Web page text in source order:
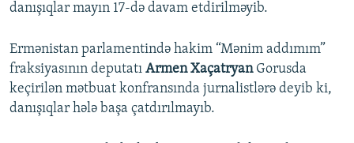
danışıqlar mayın 17-də davam etdirilməyib.
Ermənistan parlamentində hakim “Mənim addımım”
fraksiyasının deputatı Armen XaçatryanGorusda
keçirilən mətbuat konfransında jurnalistlərə deyib ki,
danışıqlar hələ başa çatdırılmayıb.